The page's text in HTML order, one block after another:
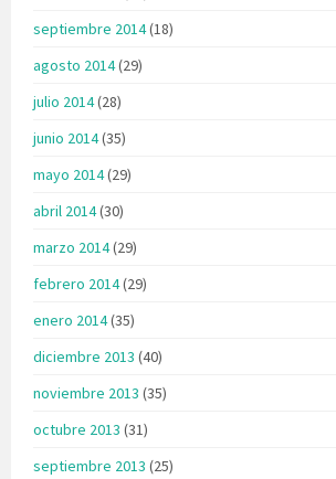
septiembre 2014(18)
agosto 2014(29)
julio 2014(28)
junio 2014(35)
mayo 2014(29)
abril 2014(30)
marzo 2014(29)
febrero 2014(29)
enero 2014(35)
diciembre 2013 (40)
noviembre 2013 (35)
octubre 2013 (31)
septiembre 2013 (25)